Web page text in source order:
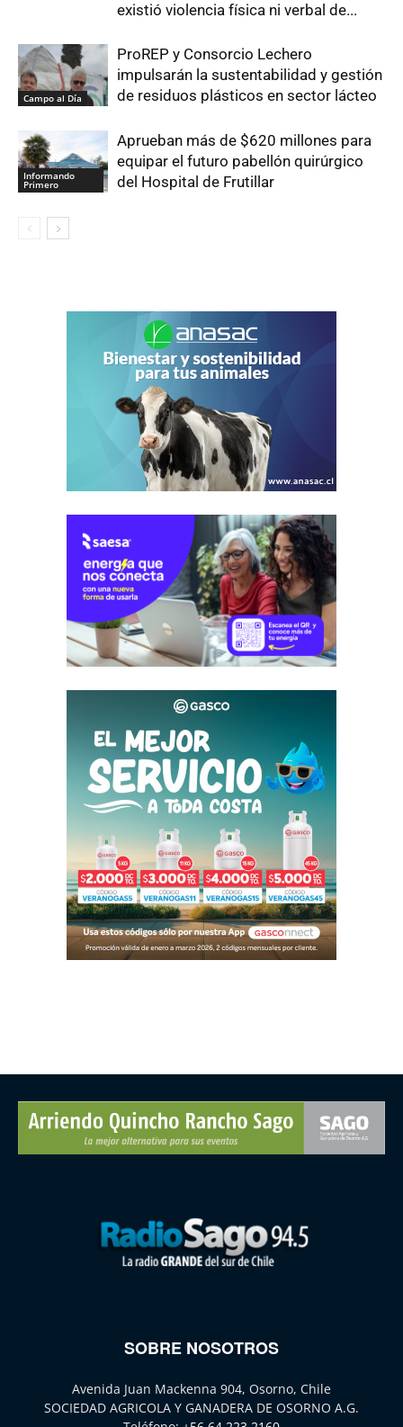
existió violencia física ni verbal de...
Campo al Día
ProREP y Consorcio Lechero
impulsarán la sustentabilidad y gestión
de residuos plásticos en sector lácteo
Informando
Primero
Aprueban más de $620 millones para
equipar el futuro pabellón quirúrgico
del Hospital de Frutillar
SOBRE NOSOTROS
Avenida Juan Mackenna 904, Osorno, Chile
SOCIEDAD AGRICOLA Y GANADERA DE OSORNO A.G.